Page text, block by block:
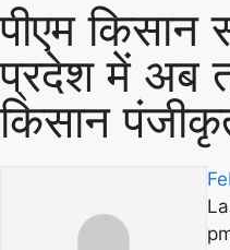
पीएम किसान
प्रदेश में अब
किसान